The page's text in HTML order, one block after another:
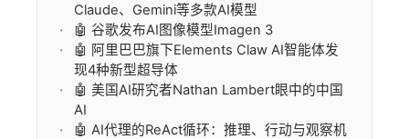
Claude、Gemini等多款AI模型
🤖 谷歌发布AI图像模型Imagen 3
🤖 阿里巴巴旗下Elements Claw AI智能体发
现4种新型超导体
🤖 美国AI研究者Nathan Lambert眼中的中国
AI
🤖 AI代理的ReAct循环：推理、行动与观察机